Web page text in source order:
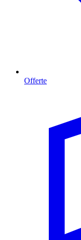
Offerte